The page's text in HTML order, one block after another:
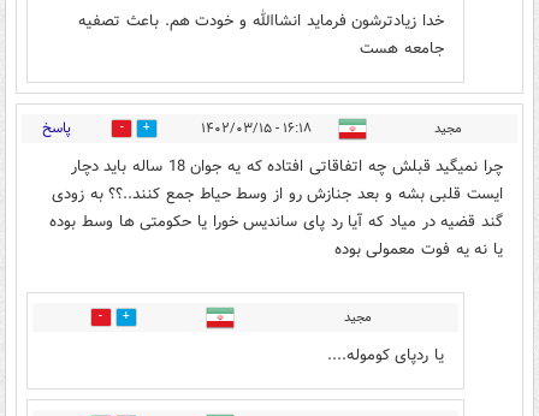
خدا زیادترشون فرماید انشاالله و خودت هم. باعث تصفیه
جامعه هست
مجید ۱۶:۱۸ - ۱۴۰۲/۰۳/۱۵ 4 پاسخ
چرا نمیگید قبلش چه اتفاقاتی افتاده که یه جوان 18 ساله باید دچار
ایست قلبی بشه و بعد جنازش رو از وسط حیاط جمع کنند..؟؟ به زودی
گند قضیه در میاد که آیا رد پای ساندیس خورا یا حکومتی ها وسط بوده
یا نه یه فوت معمولی بوده
مجید 0
یا ردپای کوموله....